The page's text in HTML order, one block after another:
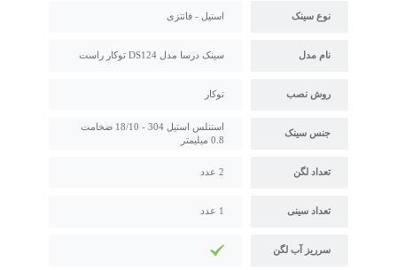
نوع سینک استیل - فانتزی
نام مدل سینک درسا مدل DS124 توکار راست
روش نصب توکار
جنس سینک
استنلس استیل 304 - 18/10 ضخامت
0.8 میلیمتر
تعداد لگن 2 عدد
تعداد سینی 1 عدد
سرریز آب لگن